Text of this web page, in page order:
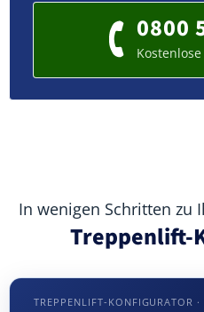
0800
In wenigen Schritten zu
Treppenlift-
TREPPENLIFT-KONFIGURATOR ·